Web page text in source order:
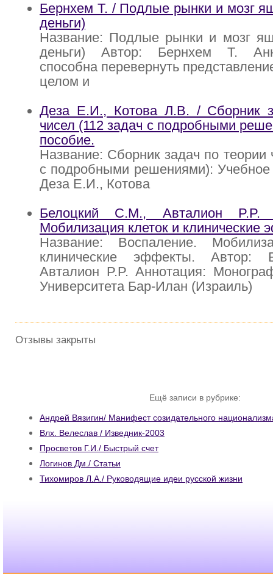
Бернхем Т. / Подлые рынки и мозг
деньги)
Название: Подлые рынки и мозг
деньги) Автор: Бернхем Т.
способна перевернуть
целом и
Деза Е.И., Котова Л.В. / Сборник
чисел (112 задач с подробными
пособие.
Название: Сборник задач по теории
с подробными решениями): Учебное
Деза Е.И., Котова
Белоцкий С.М., Авталион P.P.
Мобилизация клеток и клинические
Название: Воспаление.
клинические эффекты. Автор:
Авталион P.P. Аннотация:
Университета Бар-Илан (Израиль)
Отзывы закрыты
Ещё записи в рубрике:
Андрей Вязигин/ Манифест созидательного
Влх. Велеслав / Изведник-2003
Просветов Г.И./ Быстрый счет
Логинов Дм./ Статьи
Тихомиров Л.А./ Руководящие идеи русской жизни